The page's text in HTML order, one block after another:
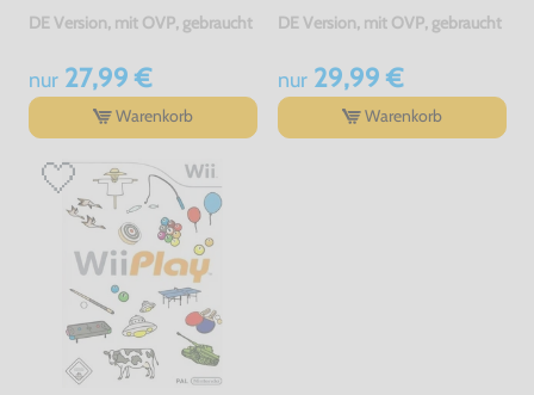
DE Version, mit OVP, gebraucht
nur27,99 €
Warenkorb
DE Version, mit OVP, gebraucht
nur29,99 €
Warenkorb